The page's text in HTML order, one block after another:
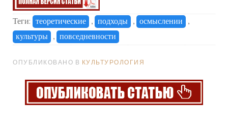
Теги: теоретические , подходы , осмыслении
,
культуры , повседневности
ОПУБЛИКОВАНО В КУЛЬТУРОЛОГИЯ